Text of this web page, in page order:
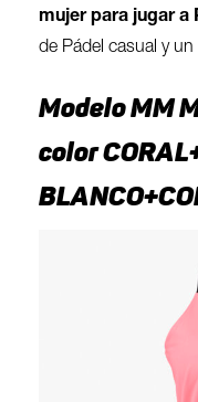
mujer para jugar a
de Pádel casual y
Modelo MM
color